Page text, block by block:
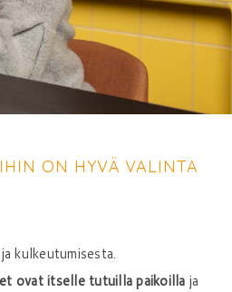
ON HYVÄ VALINTA
kulkeutumisesta.
ovat itselle tutuilla paikoilla ja